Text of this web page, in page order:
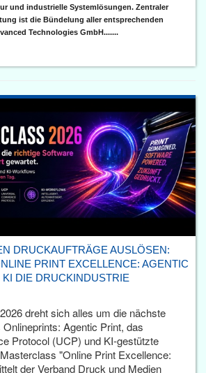
und industrielle Systemlösungen. Zentraler
ist die Bündelung aller entsprechenden
Technologies GmbH.......
DRUCKAUFTRÄGE AUSLÖSEN:
PRINT EXCELLENCE: AGENTIC
KI DIE DRUCKINDUSTRIE
dreht sich alles um die nächste
Agentic Print, das
Protocol (UCP) und KI-gestützte
"Online Print Excellence:
der Verband Druck und Medien